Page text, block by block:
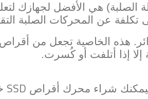
الصلبة) هي الأفضل لجهازك
عن المحركات الصلبة
هذه الخاصية تجعل من أقراص
إلا إذا أتلفت أو كُسرت.
شراء محرك أقراص SSD